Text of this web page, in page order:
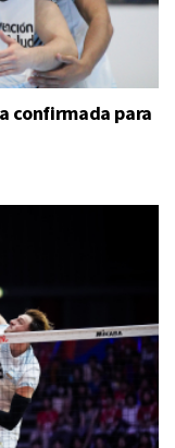
confirmada para